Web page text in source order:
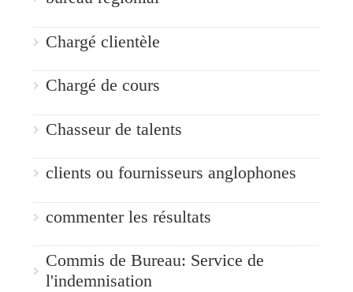
Chargé clientèle
Chargé de cours
Chasseur de talents
clients ou fournisseurs anglophones
commenter les résultats
Commis de Bureau: Service de
l'indemnisation